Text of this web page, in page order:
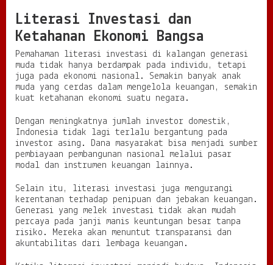
Literasi Investasi dan
Ketahanan Ekonomi Bangsa
Pemahaman literasi investasi di kalangan generasi
muda tidak hanya berdampak pada individu, tetapi
juga pada ekonomi nasional. Semakin banyak anak
muda yang cerdas dalam mengelola keuangan, semakin
kuat ketahanan ekonomi suatu negara.
Dengan meningkatnya jumlah investor domestik,
Indonesia tidak lagi terlalu bergantung pada
investor asing. Dana masyarakat bisa menjadi sumber
pembiayaan pembangunan nasional melalui pasar
modal dan instrumen keuangan lainnya.
Selain itu, literasi investasi juga mengurangi
kerentanan terhadap penipuan dan jebakan keuangan.
Generasi yang melek investasi tidak akan mudah
percaya pada janji manis keuntungan besar tanpa
risiko. Mereka akan menuntut transparansi dan
akuntabilitas dari lembaga keuangan.